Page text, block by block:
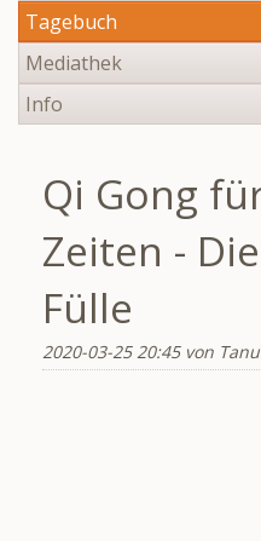
Tagebuch
Mediathek
Info
Qi Gong
Zeiten -
Fülle
2020-03-25 20:45von